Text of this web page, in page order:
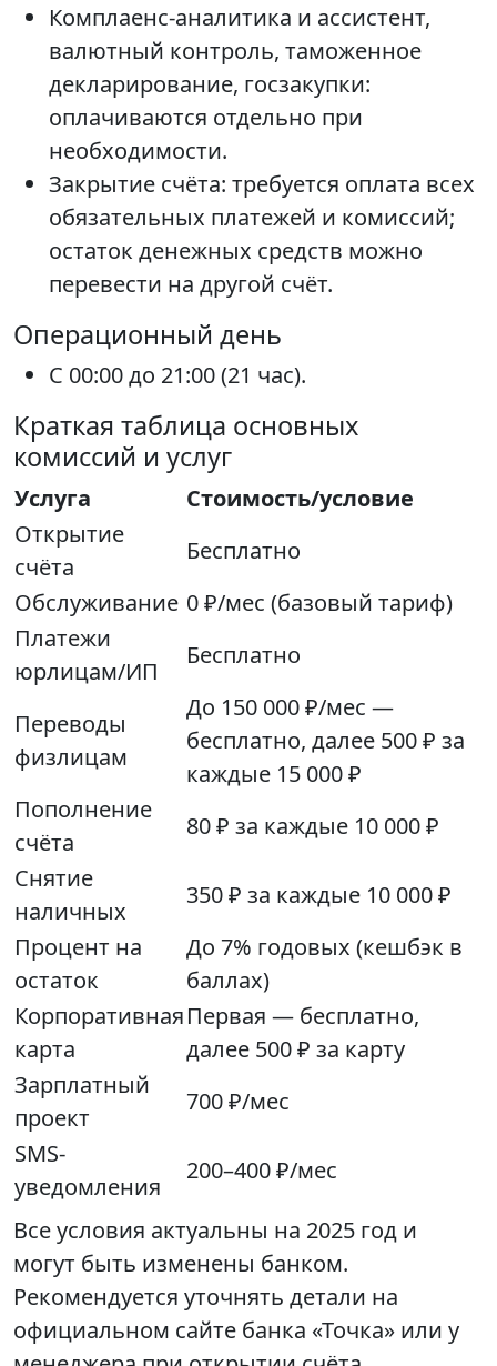
Комплаенс-аналитика и ассистент,
валютный контроль, таможенное
декларирование, госзакупки:
оплачиваются отдельно при
необходимости.
Закрытие счёта: требуется оплата всех
обязательных платежей и комиссий;
остаток денежных средств можно
перевести на другой счёт.
Операционный день
С 00:00 до 21:00 (21 час).
Краткая таблица основных
комиссий и услуг
Услуга
Стоимость/условие
Открытие
счёта
Бесплатно
Обслуживание 0 ₽/мес (базовый тариф)
Платежи
юрлицам/ИП
Бесплатно
Переводы
физлицам
До 150 000 ₽/мес —
бесплатно, далее 500 ₽ за
каждые 15 000 ₽
Пополнение
счёта
80 ₽ за каждые 10 000 ₽
Снятие
наличных
350 ₽ за каждые 10 000 ₽
Процент на
остаток
До 7% годовых (кешбэк в
баллах)
Корпоративная
карта
Первая — бесплатно,
далее 500 ₽ за карту
Зарплатный
проект
700 ₽/мес
SMS-
уведомления
200–400 ₽/мес
Все условия актуальны на 2025 год и
могут быть изменены банком.
Рекомендуется уточнять детали на
официальном сайте банка «Точка» или у